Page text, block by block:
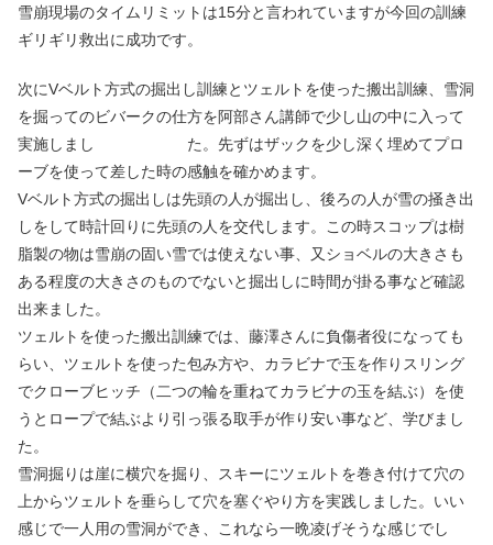
雪崩現場のタイムリミットは15分と言われていますが今回の訓練
ギリギリ救出に成功です。
次にVベルト方式の掘出し訓練とツェルトを使った搬出訓練、雪洞
を掘ってのビバークの仕方を阿部さん講師で少し山の中に入って
実施しまし た。先ずはザックを少し深く埋めてプロ
ーブを使って差した時の感触を確かめます。
Vベルト方式の掘出しは先頭の人が掘出し、後ろの人が雪の掻き出
しをして時計回りに先頭の人を交代します。この時スコップは樹
脂製の物は雪崩の固い雪では使えない事、又ショベルの大きさも
ある程度の大きさのものでないと掘出しに時間が掛る事など確認
出来ました。
ツェルトを使った搬出訓練では、藤澤さんに負傷者役になっても
らい、ツェルトを使った包み方や、カラビナで玉を作りスリング
でクローブヒッチ（二つの輪を重ねてカラビナの玉を結ぶ）を使
うとロープで結ぶより引っ張る取手が作り安い事など、学びまし
た。
雪洞掘りは崖に横穴を掘り、スキーにツェルトを巻き付けて穴の
上からツェルトを垂らして穴を塞ぐやり方を実践しました。いい
感じで一人用の雪洞ができ、これなら一晩凌げそうな感じでし